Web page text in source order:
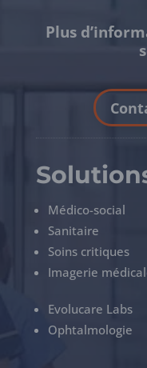
Plus
Médico-social
Sanitaire
Soins critiques
Imagerie
Evolucare Labs
Ophtalmologie